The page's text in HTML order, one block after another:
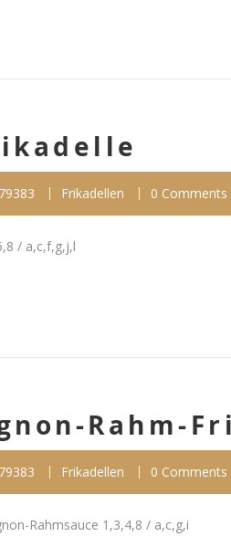
Frikadellen 0 Comments
/ a,c,f,g,j,l
Rahm-
Frikadellen 0 Comments
Rahmsauce 1,3,4,8 / a,c,g,i